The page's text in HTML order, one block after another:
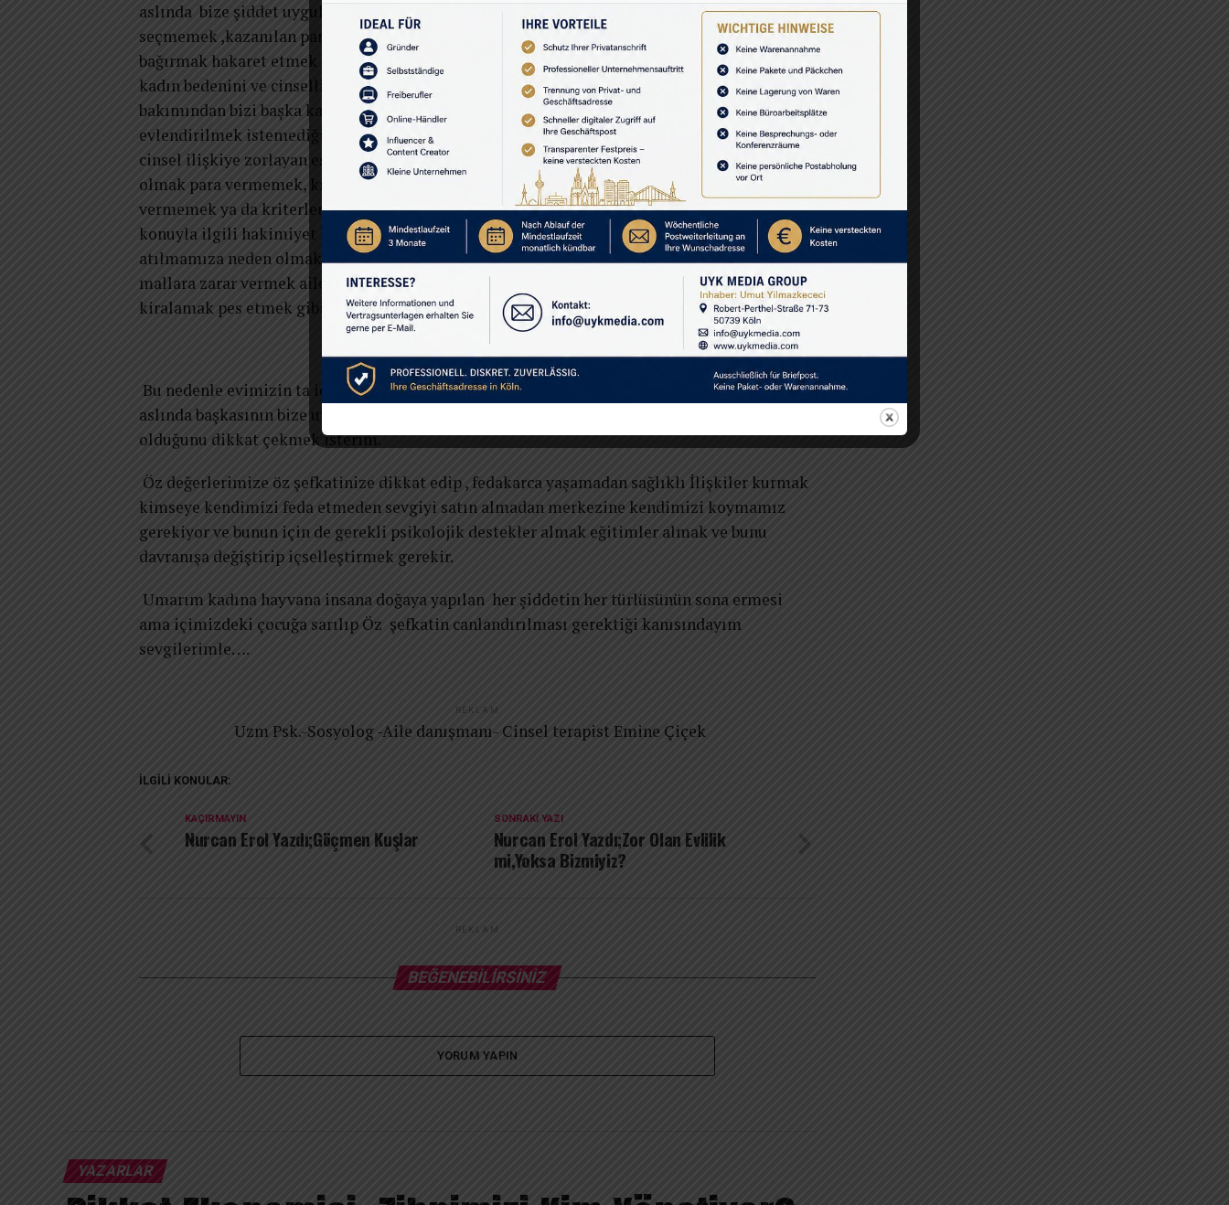
aslında bize şiddet uygular.Bizi kendi ailesiyle oturmaya zorlamak, aile konutunu birlikte
seçmemek ,kazanılan parayı birlikte harcamamak, yalnızken ve başkalarının yanında
bağırmak hakaret etmek de şiddetin tanımına girer. Hatta cinsel organımıza zarar vermek
kadın bedenini ve cinselliği aşağılayacak şekilde konuşmak, cinsel özelliklerimiz
bakımından bizi başka kadınlarla kıyaslamak da aslında bir şiddettir. Erken yaşta zorla
evlendirilmek istemediğimiz halde istemediğimiz yerde isteemediğimiz zamanında bizi
cinsel ilişkiye zorlayan eşimiz de aslında bize şiddet uygular . Örneğin çalışmamıza engel
olmak para vermemek, kısıtlı para vermek, aileye gelen ekonomik konularda bize bilgi
vermemek ya da kriterlerin belirlememizde bizim fikir sahibi olmamamız , tek başına bu
konuyla ilgili hakimiyet kurması ve karar vermesi, iş yerine gelip olay yaratmak ve işten
atılmamıza neden olmak, zorla borç aldırmak ,Kredi çektirmek,kefil yapmak ,ortak edilmiş
mallara zarar vermek aile konutunu hakkında fikrimizi onayınız olmadan tek başına satmak
kiralamak pes etmek gibi davranışlarda aslında seni her şiddettir.
REKLAM
Bu nedenle evimizin ta içine hatta kendimize karşı uyguladığımız bariyerlerde şiddetin
aslında başkasının bize uyguladığı değil çok kez kendi kendimize uyguladığımız bir olgu
olduğunu dikkat çekmek isterim.
Öz değerlerimize öz şefkatinize dikkat edip , fedakarca yaşamadan sağlıklı İlişkiler kurmak
kimseye kendimizi feda etmeden sevgiyi satın almadan merkezine kendimizi koymamız
gerekiyor ve bunun için de gerekli psikolojik destekler almak eğitimler almak ve bunu
davranışa değiştirip içselleştirmek gerekir.
Umarım kadına hayvana insana doğaya yapılan her şiddetin her türlüsünün sona ermesi
ama içimizdeki çocuğa sarılıp Öz şefkatin canlandırılması gerektiği kanısındayım
sevgilerimle….
REKLAM
Uzm Psk.-Sosyolog -Aile danışmanı- Cinsel terapist Emine Çiçek
İLGILI KONULAR:
SONRAKI YAZI
Nurcan Erol Yazdı;Zor Olan Evlilik
mi,Yoksa Bizmiyiz?
KAÇIRMAYIN
Nurcan Erol Yazdı;Göçmen Kuşlar
REKLAM
BEĞENEBILIRSINIZ
YORUM YAPIN
YAZARLAR